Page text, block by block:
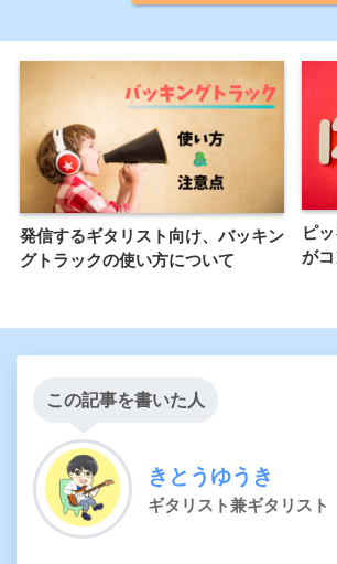
発信するギタリスト向け、バッキン
グトラックの使い方について
ピ
が
この記事を書いた人
きとうゆうき
ギタリスト兼ギタリスト